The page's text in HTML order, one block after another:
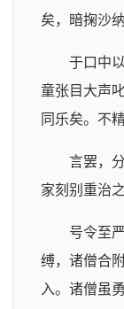
矣，暗掬沙纳
于口中
童张目大声
同乐矣。不
言罢，
家刻别重治
号令至
缚，诸僧合
入。诸僧虽